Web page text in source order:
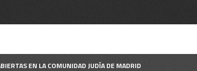
EN LA COMUNIDAD JUDÍA DE MADRID